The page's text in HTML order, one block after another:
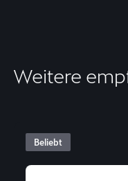
Weitere
Beliebt